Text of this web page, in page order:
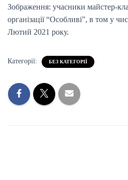
Зображення: учасники майстер-
організації “Особливі”, в том у
Лютий 2021 року.
Категорії: БЕЗ КАТЕГОРІЇ